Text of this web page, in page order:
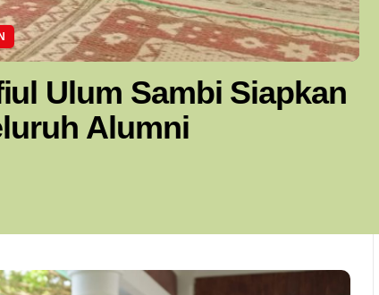
Ulum Sambi Siapkan
Alumni